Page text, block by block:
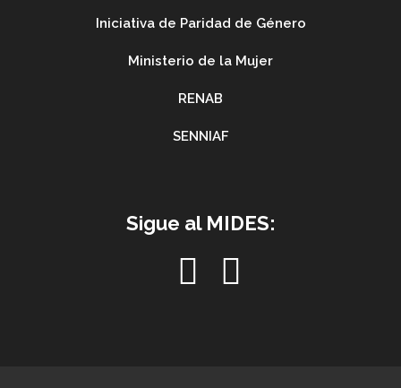
Iniciativa de Paridad de Género
Ministerio de la Mujer
RENAB
SENNIAF
Sigue al MIDES: